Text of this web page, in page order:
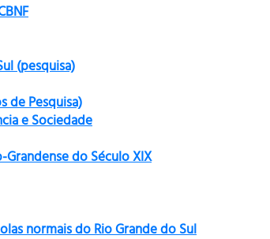
(pesquisa)
de Pesquisa)
e Sociedade
do Século XIX
normais do Rio Grande do Sul